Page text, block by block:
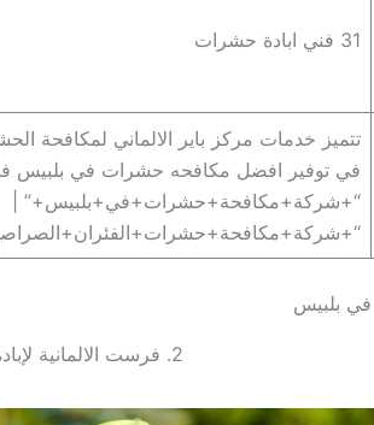
31 فني ابادة حشرات
تتميز خدمات مركز باير الالماني لمكافحة
في توفير افضل مكافحه حشرات في بلبيس
“+شركة+مكافحة+حشرات+في+بلبيس+” |
بلبيس
2. فرست الالمانية لإبادة الحشرات